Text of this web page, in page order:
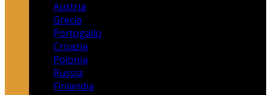
Austria
Grecia
Portogallo
Croazia
Polonia
Russia
Finlandia